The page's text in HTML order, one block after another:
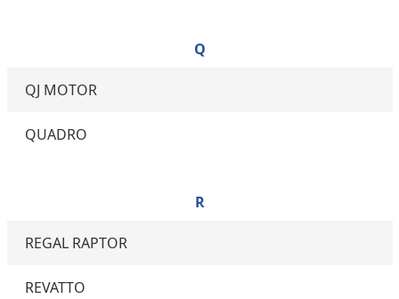
Q
QJ MOTOR
QUADRO
R
REGAL RAPTOR
REVATTO